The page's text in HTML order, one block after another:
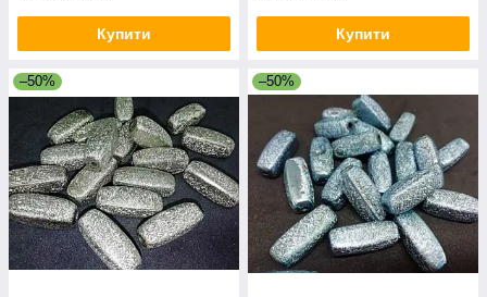
Купити Купити
–50% –50%